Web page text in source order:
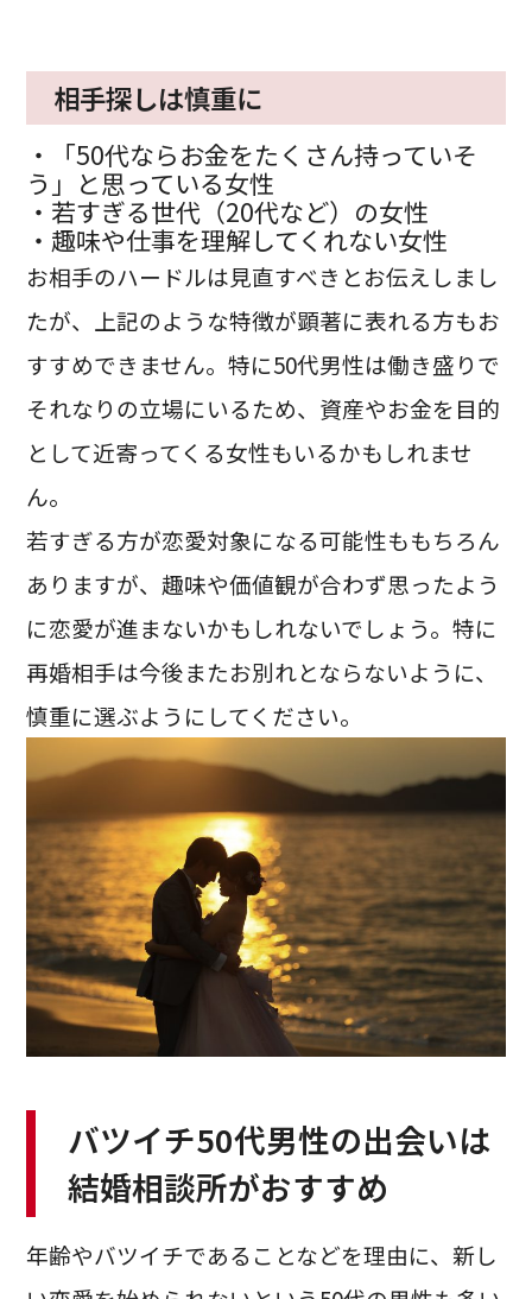
相手探しは慎重に
・「50代ならお金をたくさん持っていそ
う」と思っている女性
・若すぎる世代（20代など）の女性
・趣味や仕事を理解してくれない女性
お相手のハードルは見直すべきとお伝えしまし
たが、上記のような特徴が顕著に表れる方もお
すすめできません。特に50代男性は働き盛りで
それなりの立場にいるため、資産やお金を目的
として近寄ってくる女性もいるかもしれませ
ん。
若すぎる方が恋愛対象になる可能性ももちろん
ありますが、趣味や価値観が合わず思ったよう
に恋愛が進まないかもしれないでしょう。特に
再婚相手は今後またお別れとならないように、
慎重に選ぶようにしてください。
バツイチ50代男性の出会いは
結婚相談所がおすすめ
年齢やバツイチであることなどを理由に、新し